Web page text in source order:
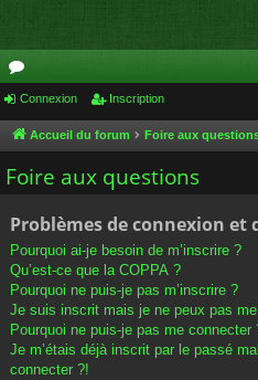
or
u
m
Connexion Inscription
Accueil du forum Foire aux
Foire aux questions
Problèmes de connexion et
Pourquoi ai-je besoin de m’inscrire ?
Qu’est-ce que la COPPA ?
Pourquoi ne puis-je pas m’inscrire ?
Je suis inscrit mais je ne peux pas
Pourquoi ne puis-je pas me connecter
Je m’étais déjà inscrit par le passé
connecter ?!